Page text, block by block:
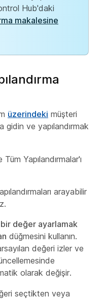
Hub'daki
makalesine
üzerindeki müşteri
gidin ve yapılandırmak
Yapılandırmalar'ı
arayabilir
bir değer ayarlamak
düğmesini kullanın.
değeri izler ve
olarak değişir.
seçtikten veya